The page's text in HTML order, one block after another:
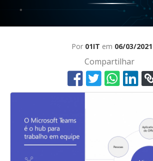
Por 01IT em 06/03/2021
Compartilhar